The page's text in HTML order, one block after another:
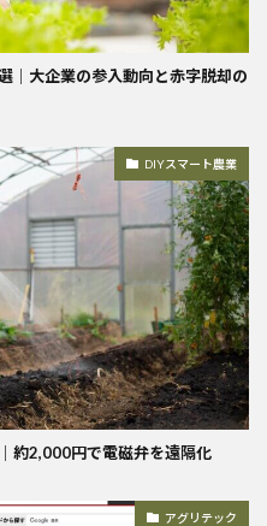
｜大企業の参入動向と赤字脱却の
DIYスマート農業
約2,000円で電磁弁を遠隔化
アグリテック